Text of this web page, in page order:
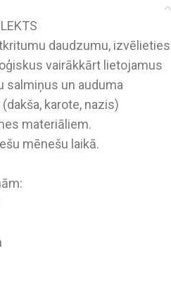
daudzumu, izvēlieties
vairākkārt lietojamus
salmiņus un auduma
karote, nazis)
materiāliem.
mēnešu laikā.